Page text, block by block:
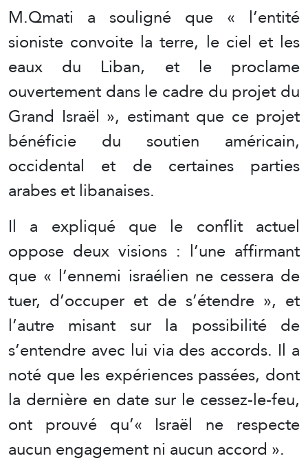
M.Qmati a souligné que « l’entité
sioniste convoite la terre, le ciel et les
eaux du Liban, et le proclame
ouvertement dans le cadre du projet du
Grand Israël », estimant que ce projet
bénéficie du soutien américain,
occidental et de certaines parties
arabes et libanaises.
Il a expliqué que le conflit actuel
oppose deux visions : l’une affirmant
que « l’ennemi israélien ne cessera de
tuer, d’occuper et de s’étendre », et
l’autre misant sur la possibilité de
s’entendre avec lui via des accords. Il a
noté que les expériences passées, dont
la dernière en date sur le cessez-le-feu,
ont prouvé qu’« Israël ne respecte
aucun engagement ni aucun accord ».